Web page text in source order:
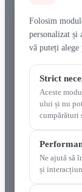
Folosim
personalizat și
vă puteți alege
Strict
Aceste
ului și nu
cumpărături
Ne ajută să
și